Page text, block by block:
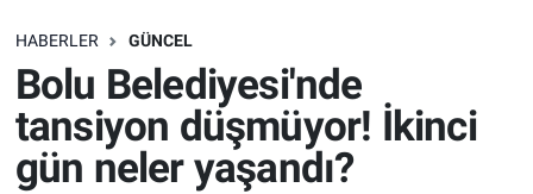
HABERLER GÜNCEL
Bolu Belediyesi'nde
tansiyon düşmüyor! İkinci
gün neler yaşandı?
SAĞLIK
EKONOMİ
EĞİTİM